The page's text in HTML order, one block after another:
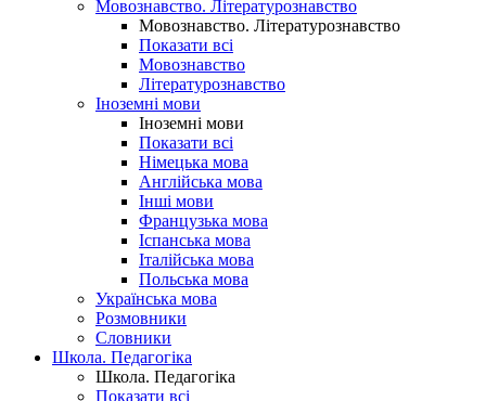
Мовознавство. Літературознавство
Мовознавство. Літературознавство
Показати всі
Мовознавство
Літературознавство
Іноземні мови
Іноземні мови
Показати всі
Німецька мова
Англійська мова
Інші мови
Французька мова
Іспанська мова
Італійська мова
Польська мова
Українська мова
Розмовники
Словники
Школа. Педагогіка
Школа. Педагогіка
Показати всі